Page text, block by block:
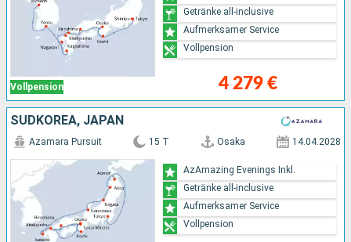
Vollpension 4 279 €
Getränke all-inclusive
Aufmerksamer Service
Vollpension
SÜDKOREA, JAPAN
Azamara Pursuit 15 T Osaka 14.04.2028
AzAmazing Evenings Inkl.
Getränke all-inclusive
Aufmerksamer Service
Vollpension